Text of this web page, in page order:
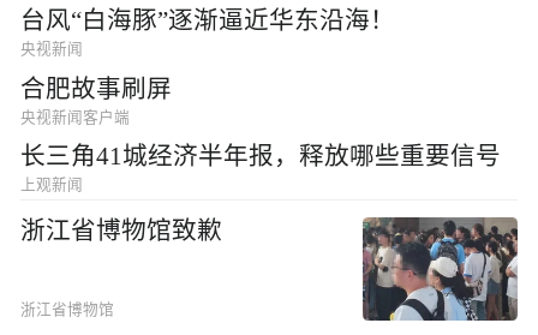
台风“白海豚”逐渐逼近华东沿海！
央视新闻
合肥故事刷屏
央视新闻客户端
长三角41城经济半年报，释放哪些重要信号
上观新闻
浙江省博物馆致歉
浙江省博物馆